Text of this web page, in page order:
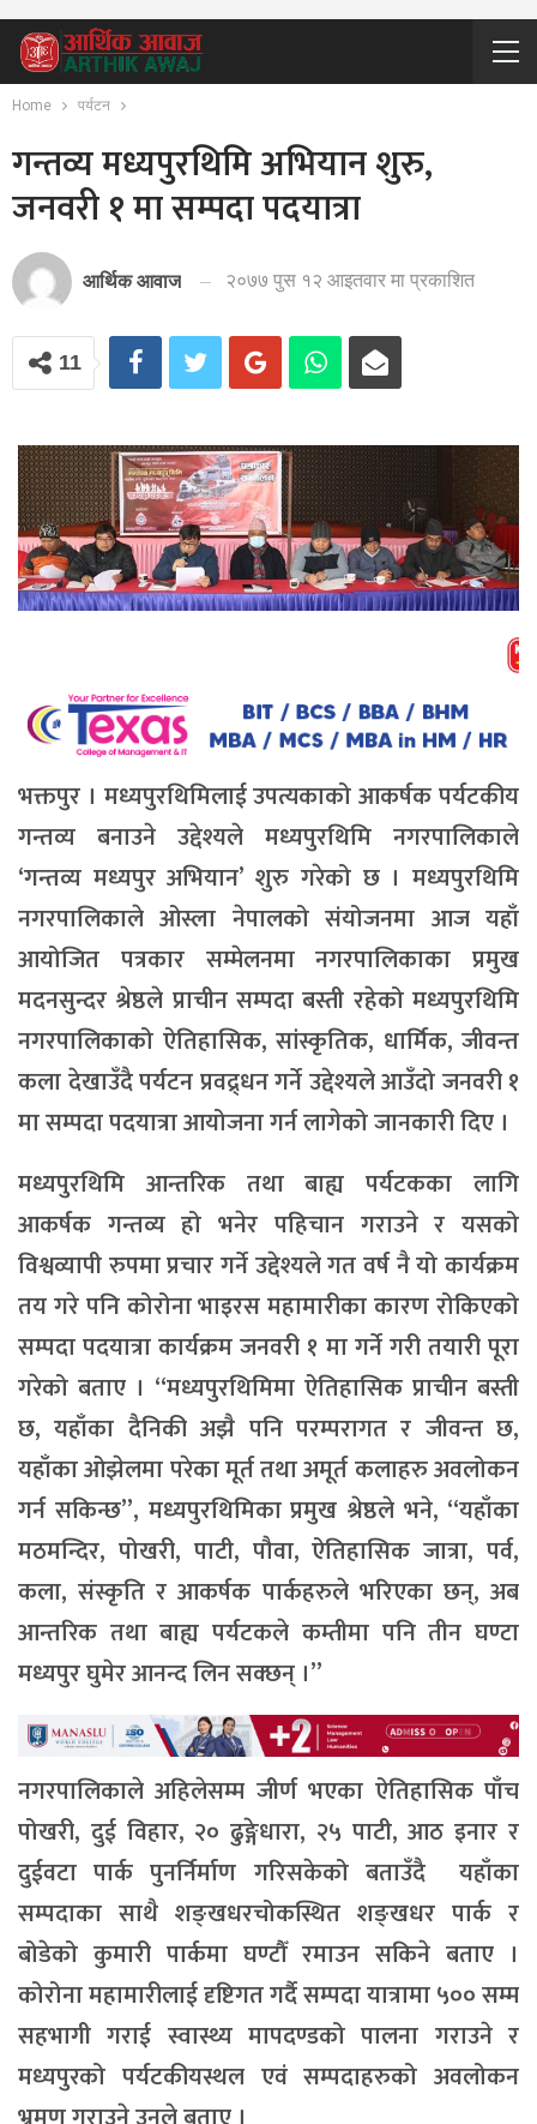
Home पर्यटन
गन्तव्य मध्यपुरथिमि अभियान शुरु,
जनवरी १ मा सम्पदा पदयात्रा
आर्थिक आवाज २०७७ पुस १२ आइतवार मा प्रकाशित
11
भक्तपुर । मध्यपुरथिमिलाई उपत्यकाको आकर्षक पर्यटकीय
गन्तव्य बनाउने उद्देश्यले मध्यपुरथिमि नगरपालिकाले
‘गन्तव्य मध्यपुर अभियान’ शुरु गरेको छ । मध्यपुरथिमि
नगरपालिकाले ओस्ला नेपालको संयोजनमा आज यहाँ
आयोजित पत्रकार सम्मेलनमा नगरपालिकाका प्रमुख
मदनसुन्दर श्रेष्ठले प्राचीन सम्पदा बस्ती रहेको मध्यपुरथिमि
नगरपालिकाको ऐतिहासिक, सांस्कृतिक, धार्मिक, जीवन्त
कला देखाउँदै पर्यटन प्रवद्र्धन गर्ने उद्देश्यले आउँदो जनवरी १
मा सम्पदा पदयात्रा आयोजना गर्न लागेको जानकारी दिए ।
मध्यपुरथिमि आन्तरिक तथा बाह्य पर्यटकका लागि
आकर्षक गन्तव्य हो भनेर पहिचान गराउने र यसको
विश्वव्यापी रुपमा प्रचार गर्ने उद्देश्यले गत वर्ष नै यो कार्यक्रम
तय गरे पनि कोरोना भाइरस महामारीका कारण रोकिएको
सम्पदा पदयात्रा कार्यक्रम जनवरी १ मा गर्ने गरी तयारी पूरा
गरेको बताए । “मध्यपुरथिमिमा ऐतिहासिक प्राचीन बस्ती
छ, यहाँका दैनिकी अझै पनि परम्परागत र जीवन्त छ,
यहाँका ओझेलमा परेका मूर्त तथा अमूर्त कलाहरु अवलोकन
गर्न सकिन्छ”, मध्यपुरथिमिका प्रमुख श्रेष्ठले भने, “यहाँका
मठमन्दिर, पोखरी, पाटी, पौवा, ऐतिहासिक जात्रा, पर्व,
कला, संस्कृति र आकर्षक पार्कहरुले भरिएका छन्, अब
आन्तरिक तथा बाह्य पर्यटकले कम्तीमा पनि तीन घण्टा
मध्यपुर घुमेर आनन्द लिन सक्छन् ।”
नगरपालिकाले अहिलेसम्म जीर्ण भएका ऐतिहासिक पाँच
पोखरी, दुई विहार, २० ढुङ्गेधारा, २५ पाटी, आठ इनार र
दुईवटा पार्क पुनर्निर्माण गरिसकेको बताउँदै यहाँका
सम्पदाका साथै शङ्खधरचोकस्थित शङ्खधर पार्क र
बोडेको कुमारी पार्कमा घण्टौँ रमाउन सकिने बताए ।
कोरोना महामारीलाई दृष्टिगत गर्दै सम्पदा यात्रामा ५०० सम्म
सहभागी गराई स्वास्थ्य मापदण्डको पालना गराउने र
मध्यपुरको पर्यटकीयस्थल एवं सम्पदाहरुको अवलोकन